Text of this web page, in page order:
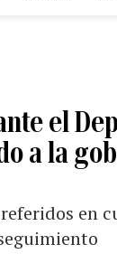
el
a la
en